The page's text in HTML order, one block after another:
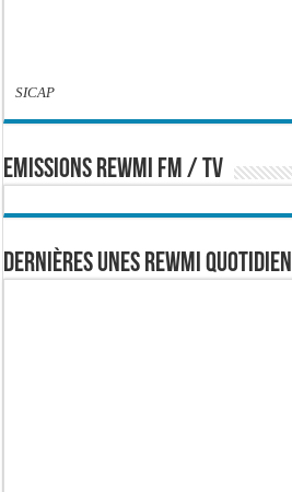
SICAP
EMISSIONS REWMI FM / TV
Dernières Unes Rewmi Quotidien